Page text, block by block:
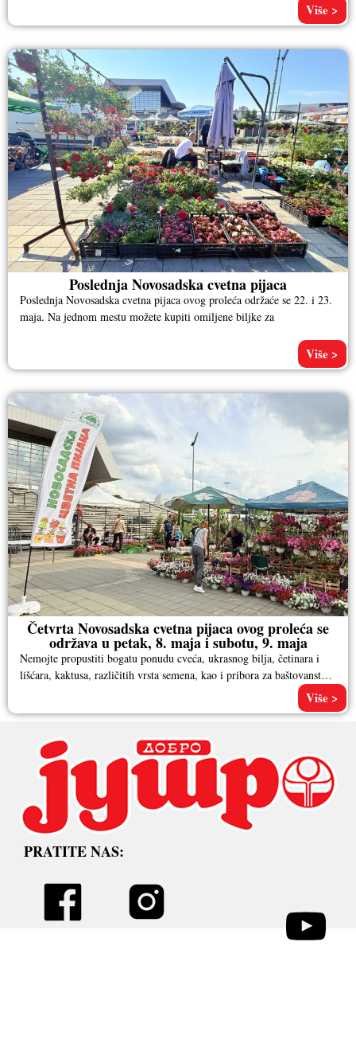
Više >
Poslednja Novosadska cvetna pijaca
Poslednja Novosadska cvetna pijaca ovog proleća održaće se 22. i 23.
maja. Na jednom mestu možete kupiti omiljene biljke za
Više >
Četvrta Novosadska cvetna pijaca ovog proleća se
održava u petak, 8. maja i subotu, 9. maja
Nemojte propustiti bogatu ponudu cveća, ukrasnog bilja, četinara i
lišćara, kaktusa, različitih vrsta semena, kao i pribora za baštovanstvo.
Više >
PRATITE NAS: